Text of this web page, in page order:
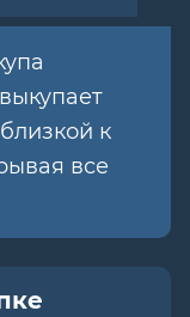
к
все